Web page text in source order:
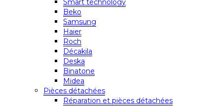
Smart technology
Beko
Samsung
Haier
Roch
Décakila
Deska
Binatone
Midea
Pièces détachées
Réparation et pièces détachées